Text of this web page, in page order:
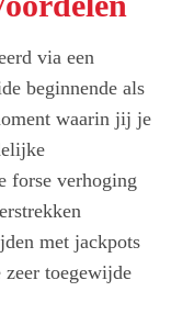
via een
beginnende als
waarin jij je
forse verhoging
met jackpots
toegewijde